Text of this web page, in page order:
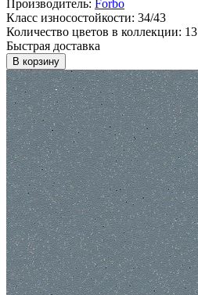
Производитель: Forbo
Класс износостойкости: 34/43
Количество цветов в коллекции: 13
Быстрая доставка
В корзину